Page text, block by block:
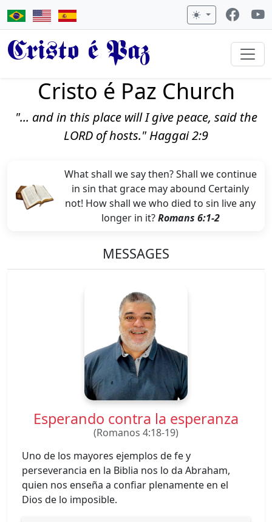
Cristo é Paz
Cristo é Paz Church
"... and in this place will I give peace, said the
LORD of hosts." Haggai 2:9
What shall we say then? Shall we continue
in sin that grace may abound Certainly
not! How shall we who died to sin live any
longer in it?Romans 6:1-2
MESSAGES
Esperando contra la esperanza
(Romanos 4:18-19)
Uno de los mayores ejemplos de fe y
perseverancia en la Biblia nos lo da Abraham,
quien nos enseña a confiar plenamente en el
Dios de lo imposible.